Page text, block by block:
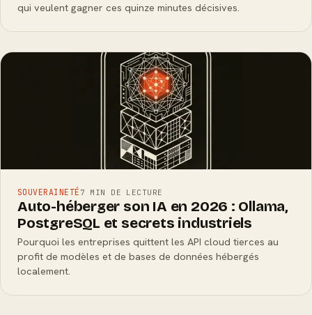
qui veulent gagner ces quinze minutes décisives.
SOUVERAINETÉ 7 MIN DE LECTURE
Auto-héberger son IA en 2026 : Ollama,
PostgreSQL et secrets industriels
Pourquoi les entreprises quittent les API cloud tierces au
profit de modèles et de bases de données hébergés
localement.